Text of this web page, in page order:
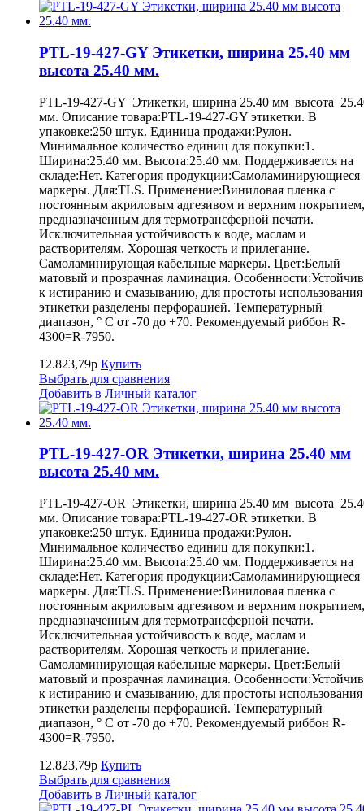
PTL-19-427-GY Этикетки, ширина 25.40 мм
высота 25.40 мм.
PTL-19-427-GY Этикетки, ширина 25.40 мм высота
мм. Описание товара:PTL-19-427-GY этикетки. В
упаковке:250 штук. Единица продажи:Рулон.
Минимальное количество единиц для покупки:1.
Ширина:25.40 мм. Высота:25.40 мм. Поддерживается на
складе:Нет. Категория продукции:Самоламинирующиеся
маркеры. Для:TLS. Применение:Виниловая пленка с
постоянным акриловым адгезивом и верхним покрытием,
предназначенным для термотрансферной печати.
Исключительная устойчивость к воде, маслам и
растворителям. Хорошая четкость и прилегание.
Самоламинирующая кабельные маркеры. Цвет:Белый
матовый и прозрачная ламинация. Особенности:Устойчив
к истиранию и смазыванию, для простоты использования
этикетки разделены перфорацией. Температурный
диапазон, ° С от -70 до +70. Рекомендуемый риббон R-
4300=R-7950.
12.823,79р Купить
Выбрать для сравнения
Добавить в Личный каталог
PTL-19-427-OR Этикетки, ширина 25.40 мм
высота 25.40 мм.
PTL-19-427-OR Этикетки, ширина 25.40 мм высота
мм. Описание товара:PTL-19-427-OR этикетки. В
упаковке:250 штук. Единица продажи:Рулон.
Минимальное количество единиц для покупки:1.
Ширина:25.40 мм. Высота:25.40 мм. Поддерживается на
складе:Нет. Категория продукции:Самоламинирующиеся
маркеры. Для:TLS. Применение:Виниловая пленка с
постоянным акриловым адгезивом и верхним покрытием,
предназначенным для термотрансферной печати.
Исключительная устойчивость к воде, маслам и
растворителям. Хорошая четкость и прилегание.
Самоламинирующая кабельные маркеры. Цвет:Белый
матовый и прозрачная ламинация. Особенности:Устойчив
к истиранию и смазыванию, для простоты использования
этикетки разделены перфорацией. Температурный
диапазон, ° С от -70 до +70. Рекомендуемый риббон R-
4300=R-7950.
12.823,79р Купить
Выбрать для сравнения
Добавить в Личный каталог